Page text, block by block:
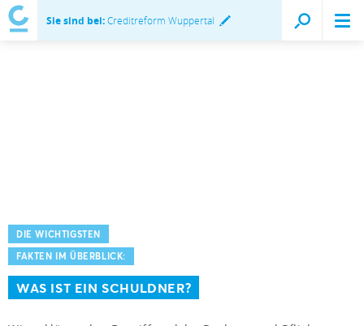
Sie sind bei:Creditreform Wuppertal
DIE WICHTIGSTEN
FAKTEN IM ÜBERBLICK:
WAS IST EIN SCHULDNER?